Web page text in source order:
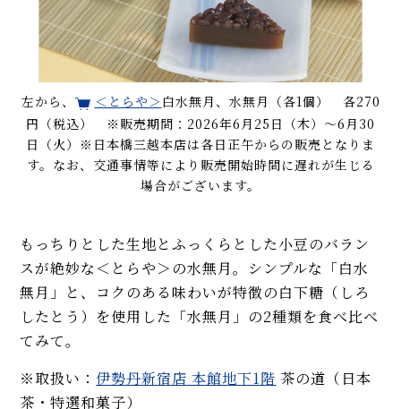
左から、 ＜とらや＞ 白水無月、水無月（各1個） 各270
円（税込） ※販売期間：2026年6月25日（木）〜6月30
日（火）※日本橋三越本店は各日正午からの販売となりま
す。なお、交通事情等により販売開始時間に遅れが生じる
場合がございます。
もっちりとした生地とふっくらとした小豆のバラン
スが絶妙な＜とらや＞の水無月。シンプルな「白水
無月」と、コクのある味わいが特徴の白下糖（しろ
したとう）を使用した「水無月」の2種類を食べ比べ
てみて。
※取扱い： 伊勢丹新宿店 本館地下1階 茶の道（日本
茶・特選和菓子）